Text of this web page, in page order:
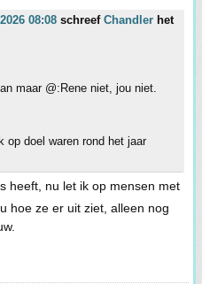
08:08 schreef Chandler het
maar @:Rene niet, jou niet.
op doel waren rond het jaar
heeft, nu let ik op mensen met
hoe ze er uit ziet, alleen nog